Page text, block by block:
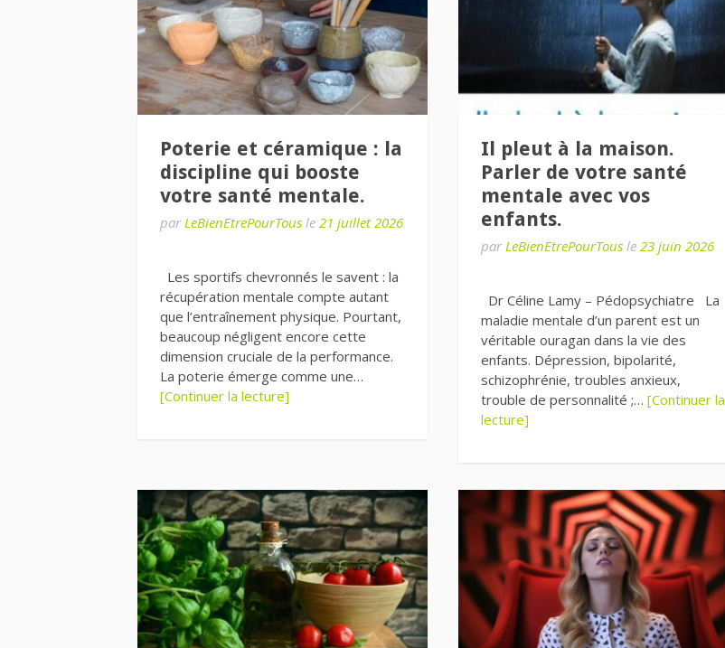
Poterie et céramique : la
discipline qui booste
votre santé mentale.
par LeBienEtrePourTous le 21 juillet 2026
Les sportifs chevronnés le savent : la
récupération mentale compte autant
que l’entraînement physique. Pourtant,
beaucoup négligent encore cette
dimension cruciale de la performance.
La poterie émerge comme une…
[Continuer la lecture]
Il pleut à la maison.
Parler de votre santé
mentale avec vos
enfants.
par LeBienEtrePourTousle 23 juin 2026
Dr Céline Lamy – Pédopsychiatre La
maladie mentale d’un parent est un
véritable ouragan dans la vie des
enfants. Dépression, bipolarité,
schizophrénie, troubles anxieux,
trouble de personnalité ;… [Continuer la
lecture]